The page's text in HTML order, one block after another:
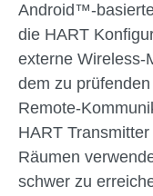
Android™-
die HART
externe Wireless-
dem zu
Remote-
HART
Räumen
schwer zu